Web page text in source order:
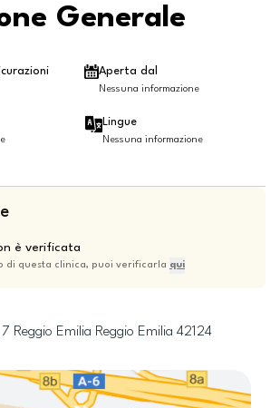
Generale
Aperta dal
Nessuna informazione
Lingue
Nessuna informazione
è verificata
di questa clinica, puoi verificarla qui
Reggio Emilia Reggio Emilia 42124